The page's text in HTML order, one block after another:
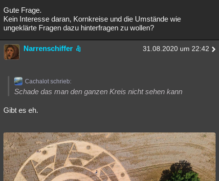
Gute Frage.
Kein Interesse daran, Kornkreise und die Umstände wie
ungeklärte Fragen dazu hinterfragen zu wollen?
Narrenschiffer 31.08.2020 um 22:42
Cachalot schrieb:
Schade das man den ganzen Kreis nicht sehen kann
Gibt es eh.